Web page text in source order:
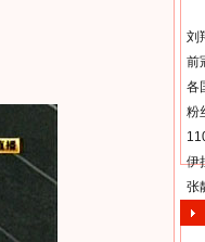
刘
前
各
粉
伊
张